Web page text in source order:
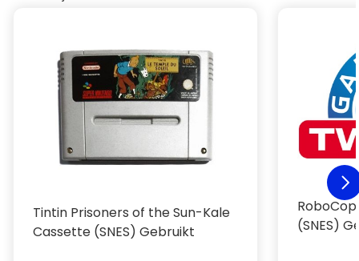
Tintin Prisoners of the Sun-Kale
Cassette (SNES) Gebruikt
(SNES)